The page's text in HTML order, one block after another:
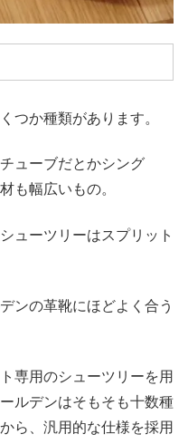
つか種類があります。
ューブだとかシング
も幅広いもの。
ューツリーはスプリット
ンの革靴にほどよく合う
専用のシューツリーを用
ルデンはそもそも十数種
ら、汎用的な仕様を採用